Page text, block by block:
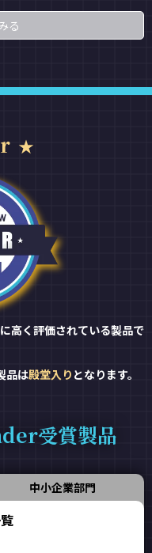
る
高く評価されている製品で
品は殿堂入り となります。
受賞製品
中小企業部門